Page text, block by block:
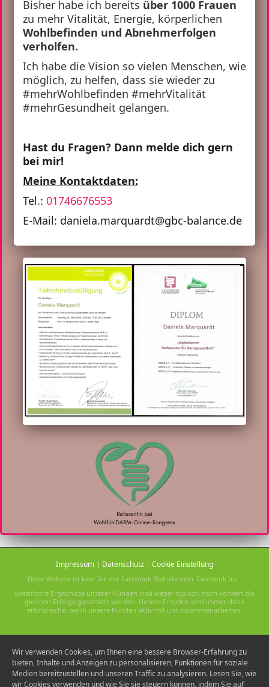
Bisher habe ich bereits über 1000 Frauen
zu mehr Vitalität, Energie, körperlichen
Wohlbefinden und Abnehmerfolgen
verholfen.
Ich habe die Vision so vielen Menschen, wie
möglich, zu helfen, dass sie wieder zu
#mehrWohlbefinden #mehrVitalität
#mehrGesundheit gelangen.
Hast du Fragen? Dann melde dich gern
bei mir!
Meine Kontaktdaten:
Tel.: 01746676553
E-Mail: daniela.marquardt@gbc-balance.de
Impressum | Datenschutz | Cookie Einstellung
Diese Website ist kein Teil der Facebook Website oder Facebook Inc..
Spezifische Ergebnisse unserer Kunden sind weder typisch, noch können die
gleichen Erfolge garantiert werden. Unsere Projekte sind immer dann
erfolgreiche, wenn unsere Kunden aktiv mit uns zusammenarbeiten.
Wir verwenden Cookies, um Ihnen eine bessere Browser-Erfahrung zu
bieten, Inhalte und Anzeigen zu personalisieren, Funktionen für soziale
Medien bereitzustellen und unseren Traffic zu analysieren. Lesen Sie, wie
wir Cookies verwenden und wie Sie sie steuern können, indem Sie auf